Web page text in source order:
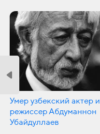
Умер узбекский актер и
режиссер Абдуманнон
Убайдуллаев